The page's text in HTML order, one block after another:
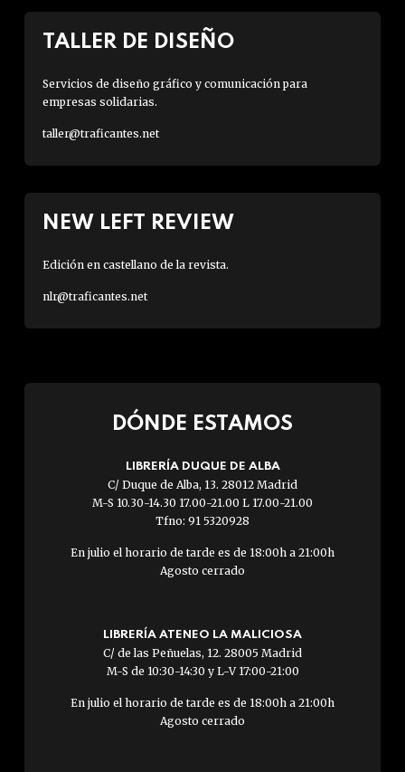
TALLER DE DISEÑO
Servicios de diseño gráfico y comunicación para
empresas solidarias.
taller@traficantes.net
NEW LEFT REVIEW
Edición en castellano de la revista.
nlr@traficantes.net
DÓNDE ESTAMOS
LIBRERÍA DUQUE DE ALBA
C/ Duque de Alba, 13. 28012 Madrid
M-S 10.30-14.30 17.00-21.00 L 17.00-21.00
Tfno: 91 5320928
En julio el horario de tarde es de 18:00h a 21:00h
Agosto cerrado
LIBRERÍA ATENEO LA MALICIOSA
C/ de las Peñuelas, 12. 28005 Madrid
M-S de 10:30-14:30 y L-V 17:00-21:00
En julio el horario de tarde es de 18:00h a 21:00h
Agosto cerrado